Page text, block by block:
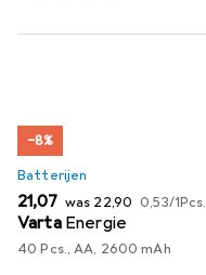
−8%
Batterijen
EUR
21,07 was EUR
22,90 EUR
0,53/1Pcs.
Varta Energie
40 Pcs., AA, 2600 mAh